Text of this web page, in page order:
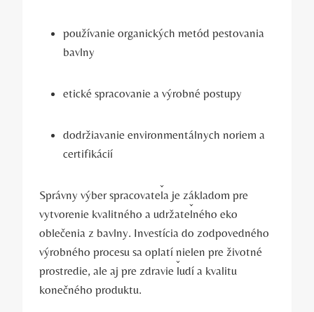
používanie organických metód pestovania
bavlny
etické spracovanie a výrobné postupy
dodržiavanie environmentálnych noriem a
certifikácií
Správny výber spracovateľa je základom pre
vytvorenie kvalitného a udržateľného eko
oblečenia z bavlny. Investícia do zodpovedného
výrobného procesu sa oplatí nielen pre životné
prostredie, ale aj pre zdravie ľudí a kvalitu
konečného produktu.